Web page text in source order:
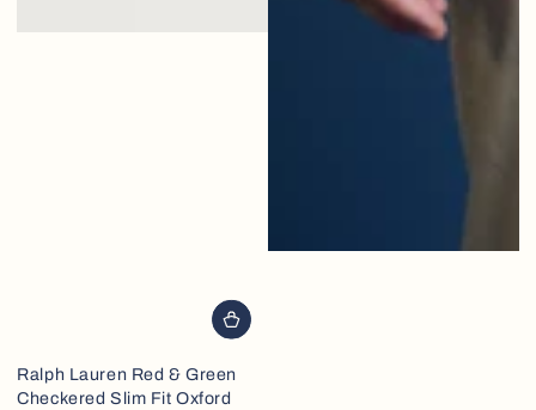
Ralph Lauren Red & Green
Checkered Slim Fit Oxford